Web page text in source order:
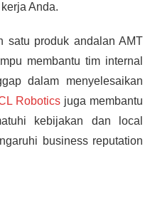
Anda.
satu produk andalan AMT
membantu tim internal
dalam menyelesaikan
Robotics juga membantu
kebijakan dan local
business reputation